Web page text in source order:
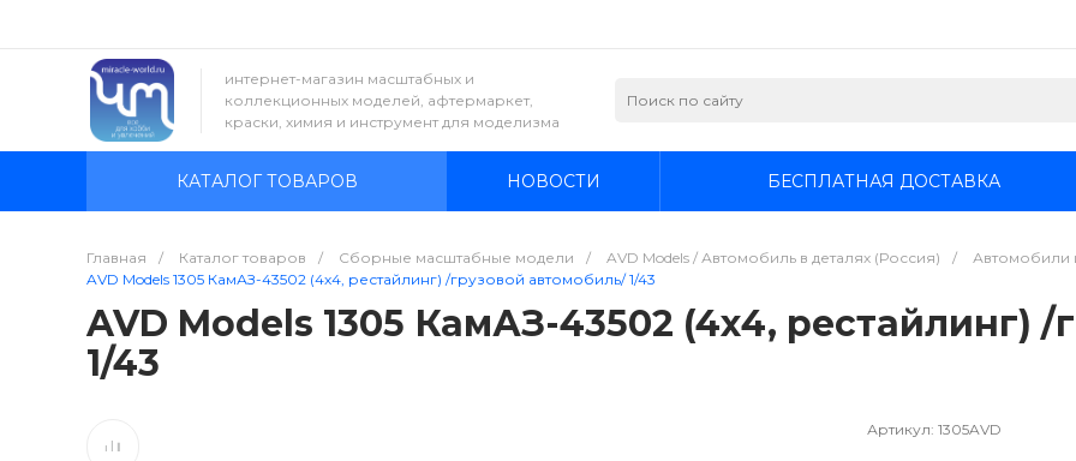
интернет-магазин масштабных и
коллекционных моделей, афтермаркет,
краски, химия и инструмент для моделизма
КАТАЛОГ ТОВАРОВ НОВОСТИ БЕСПЛАТНАЯ ДОСТАВКА
Главная / Каталог товаров / Сборные масштабные модели / AVD Models / Автомобиль в деталях (Россия) / Автомобили
AVD Models 1305 КамАЗ-43502 (4х4, рестайлинг) /грузовой автомобиль/ 1/43
AVD Models 1305 КамАЗ-43502 (4х4, рестайлинг)
1/43
Артикул: 1305AVD